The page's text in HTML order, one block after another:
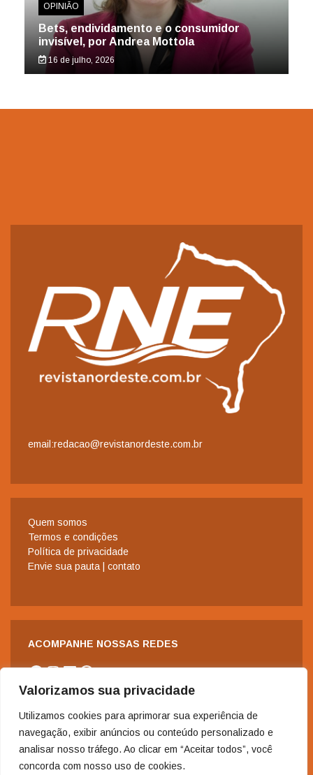
Valorizamos sua privacidade
Utilizamos cookies para aprimorar sua experiência de
navegação, exibir anúncios ou conteúdo personalizado e
analisar nosso tráfego. Ao clicar em “Aceitar todos”, você
concorda com nosso uso de cookies.
OPINIÃO
Bets, endividamento e o consumidor
invisível, por Andrea Mottola
16 de julho, 2026
email:redacao@revistanordeste.com.br
Quem somos
Termos e condições
Política de privacidade
Envie sua pauta | contato
ACOMPANHE NOSSAS REDES
Facebook
Instagram
LinkedIn
WhatsApp